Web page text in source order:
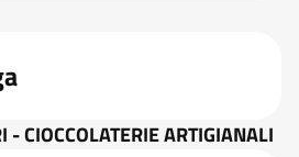
CIOCCOLATERIE ARTIGIANALI